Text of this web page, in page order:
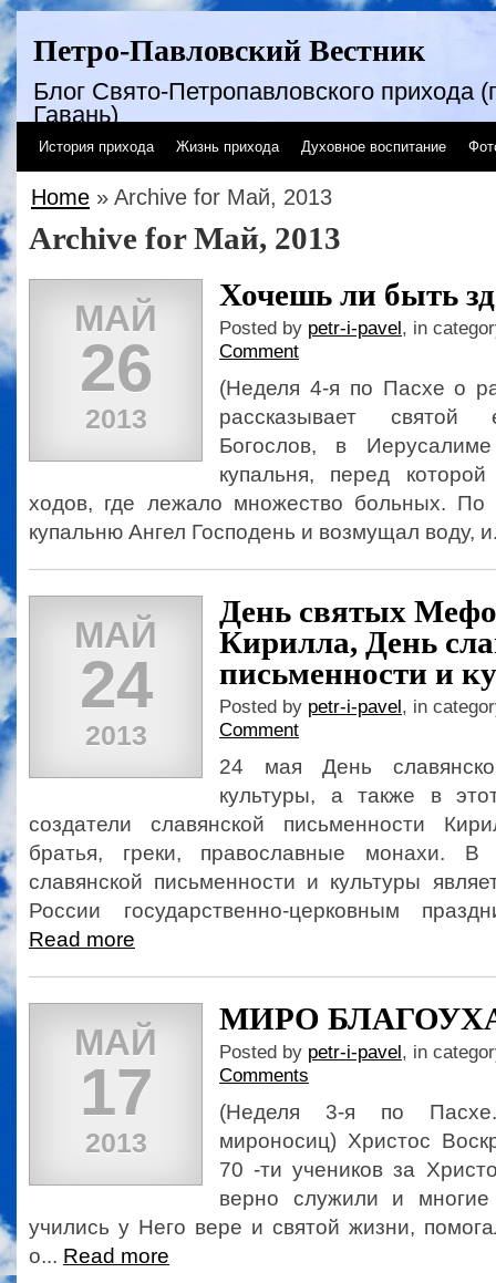
Петро-Павловский Вестник
Блог Свято-Петропавловского прихода
Гавань)
История прихода Жизнь прихода Духовное воспитание
Home » Archive for Май, 2013
Archive for Май, 2013
МАЙ
26
2013
Хочешь ли быть
Posted by petr-i-pavel, in
Comment
(Неделя 4-я по Пасхе о
рассказывает святой
Богослов, в
купальня, перед
ходов, где лежало множество больных.
купальню Ангел Господень и возмущал воду,
МАЙ
24
2013
День святых
Кирилла, День
письменности и
Posted by petr-i-pavel, in
Comment
24 мая День
культуры, а также в
создатели славянской письменности
братья, греки, православные монахи.
славянской письменности и культуры
России государственно-церковным
Read more
МАЙ
17
2013
МИРО
Posted by petr-i-pavel, in
Comments
(Неделя 3-я по
мироносиц) Христос
70 -ти учеников за
верно служили и
учились у Него вере и святой жизни,
о... Read more